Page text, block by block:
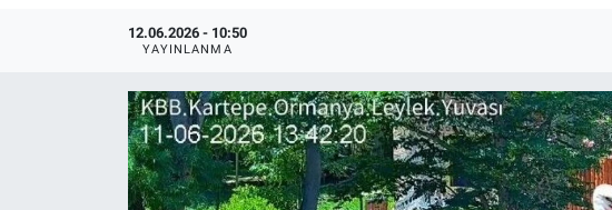
12.06.2026 - 10:50
YAYINLANMA